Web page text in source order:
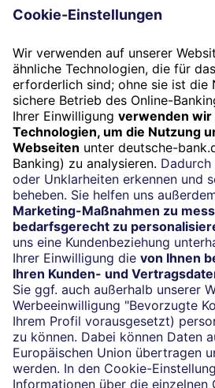
JBL Kopfhörer In-Ear
2Mindesteinlage / -eingang 500 Euro.
Mo. bis Fr. 8.00 – 17.00